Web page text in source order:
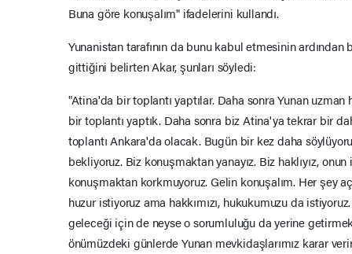
Buna göre konuşalım" ifadelerini kullandı.
Yunanistan tarafının da bunu kabul etmesinin
gittiğini belirten Akar, şunları söyledi:
"Atina'da bir toplantı yaptılar. Daha sonra Yunan
bir toplantı yaptık. Daha sonra biz Atina'ya tekrar bir
toplantı Ankara'da olacak. Bugün bir kez daha
bekliyoruz. Biz konuşmaktan yanayız. Biz haklıyız,
konuşmaktan korkmuyoruz. Gelin konuşalım. Her şey
huzur istiyoruz ama hakkımızı, hukukumuzu da istiyoruz.
geleceği için de neyse o sorumluluğu da yerine
önümüzdeki günlerde Yunan mevkidaşlarımız karar